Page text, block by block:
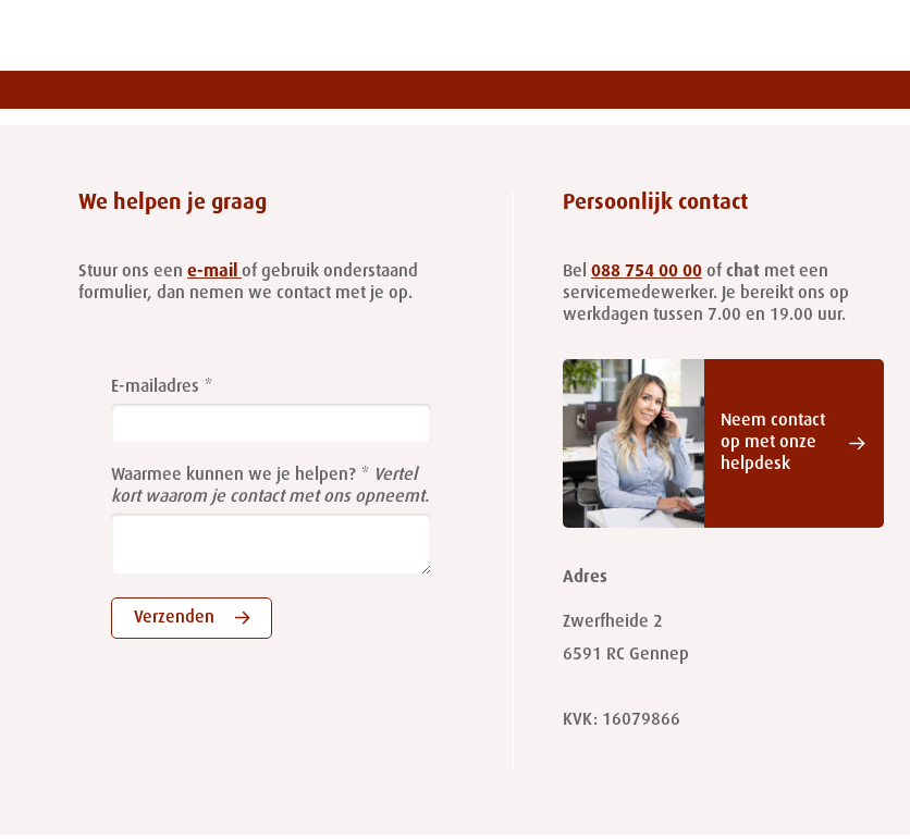
We helpen je graag
Stuur ons een e-mail of gebruik onderstaand
formulier, dan nemen we contact met je op.
this
field
E-mailadres
Waarmee kunnen we je helpen?
Vertel
kort waarom je contact met ons opneemt.
Verzenden
Persoonlijk contact
Bel 088 754 00 00 of chatmet een
servicemedewerker. Je bereikt ons op
werkdagen tussen 7.00 en 19.00 uur.
Neem contact
op met onze
helpdesk
Adres
Zwerfheide 2
6591 RC Gennep
KVK: 16079866